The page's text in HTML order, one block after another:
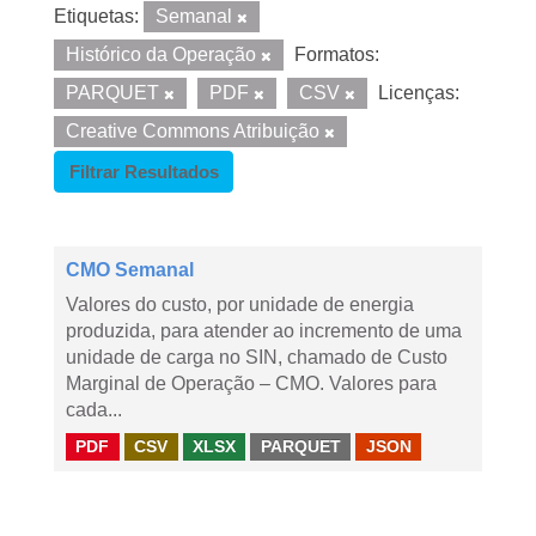
Etiquetas:
Semanal
Histórico da Operação
Formatos:
PARQUET
PDF CSV
Licenças:
Creative Commons Atribuição
Filtrar Resultados
CMO Semanal
Valores do custo, por unidade de energia
produzida, para atender ao incremento de uma
unidade de carga no SIN, chamado de Custo
Marginal de Operação – CMO. Valores para
cada...
PDF CSV XLSX PARQUET JSON